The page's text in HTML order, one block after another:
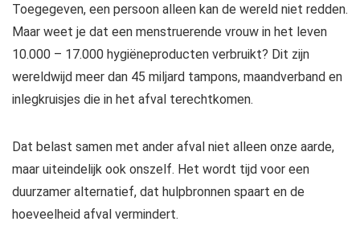
Toegegeven, een persoon alleen kan de wereld niet redden.
Maar weet je dat een menstruerende vrouw in het leven
10.000 – 17.000 hygiëneproducten verbruikt? Dit zijn
wereldwijd meer dan 45 miljard tampons, maandverband en
inlegkruisjes die in het afval terechtkomen.
Dat belast samen met ander afval niet alleen onze aarde,
maar uiteindelijk ook onszelf. Het wordt tijd voor een
duurzamer alternatief, dat hulpbronnen spaart en de
hoeveelheid afval vermindert.